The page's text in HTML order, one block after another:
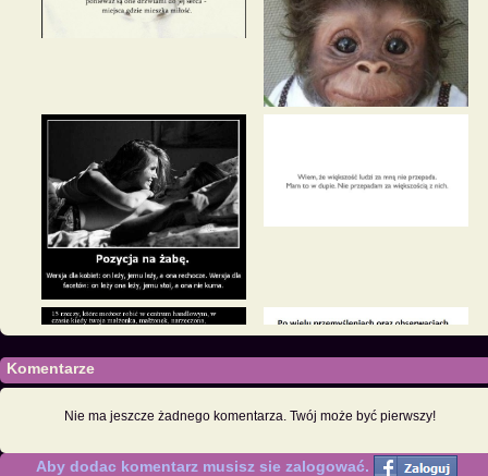
Komentarze
Nie ma jeszcze żadnego komentarza. Twój może być pierwszy!
Aby dodac komentarz musisz sie zalogować.